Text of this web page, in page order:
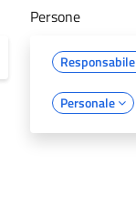
Persone
Responsabile
Personale